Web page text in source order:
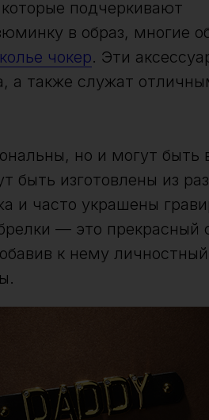
подчеркивают
в образ, многие
колье чокер. Эти
а также служат
но и могут быть
изготовлены из
и часто украшены
— это прекрасный
к нему